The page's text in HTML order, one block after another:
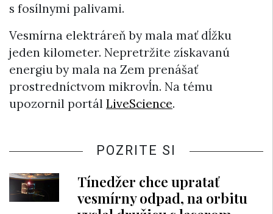
s fosílnymi palivami.
Vesmírna elektráreň by mala mať dĺžku
jeden kilometer. Nepretržite získavanú
energiu by mala na Zem prenášať
prostredníctvom mikrovĺn. Na tému
upozornil portál LiveScience.
POZRITE SI
Tínedžer chce upratať
vesmírny odpad, na orbitu